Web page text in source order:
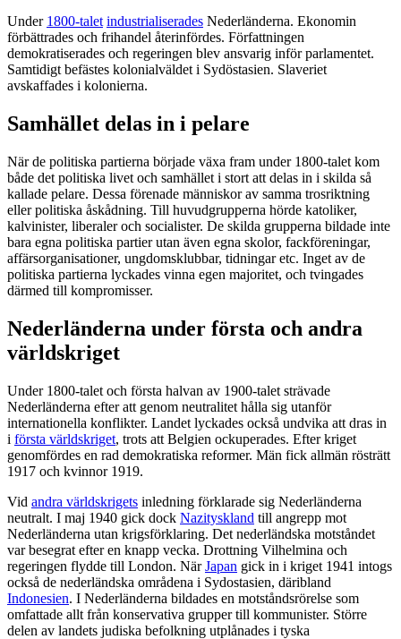
Under 1800-talet industrialiserades Nederländerna. Ekonomin
förbättrades och frihandel återinfördes. Författningen
demokratiserades och regeringen blev ansvarig inför parlamentet.
Samtidigt befästes kolonialväldet i Sydöstasien. Slaveriet
avskaffades i kolonierna.
Samhället delas in i pelare
När de politiska partierna började växa fram under 1800-talet kom
både det politiska livet och samhället i stort att delas in i skilda så
kallade pelare. Dessa förenade människor av samma trosriktning
eller politiska åskådning. Till huvudgrupperna hörde katoliker,
kalvinister, liberaler och socialister. De skilda grupperna bildade inte
bara egna politiska partier utan även egna skolor, fackföreningar,
affärsorganisationer, ungdomsklubbar, tidningar etc. Inget av de
politiska partierna lyckades vinna egen majoritet, och tvingades
därmed till kompromisser.
Nederländerna under första och andra
världskriget
Under 1800-talet och första halvan av 1900-talet strävade
Nederländerna efter att genom neutralitet hålla sig utanför
internationella konflikter. Landet lyckades också undvika att dras in
i första världskriget, trots att Belgien ockuperades. Efter kriget
genomfördes en rad demokratiska reformer. Män fick allmän rösträtt
1917 och kvinnor 1919.
Vid andra världskrigets inledning förklarade sig Nederländerna
neutralt. I maj 1940 gick dock Nazityskland till angrepp mot
Nederländerna utan krigsförklaring. Det nederländska motståndet
var besegrat efter en knapp vecka. Drottning Vilhelmina och
regeringen flydde till London. NärJapan gick in i kriget 1941 intogs
också de nederländska områdena i Sydostasien, däribland
Indonesien. I Nederländerna bildades en motståndsrörelse som
omfattade allt från konservativa grupper till kommunister. Större
delen av landets judiska befolkning utplånades i tyska